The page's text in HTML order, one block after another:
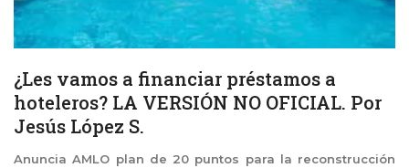
¿Les vamos a financiar préstamos a
hoteleros? LA VERSIÓN NO OFICIAL. Por
Jesús López S.
Anuncia AMLO plan de 20 puntos para la reconstrucción